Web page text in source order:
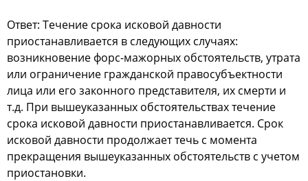
Ответ: Течение срока исковой давности
приостанавливается в следующих случаях:
возникновение форс-мажорных обстоятельств, утрата
или ограничение гражданской правосубъектности
лица или его законного представителя, их смерти и
т.д. При вышеуказанных обстоятельствах течение
срока исковой давности приостанавливается. Срок
исковой давности продолжает течь с момента
прекращения вышеуказанных обстоятельств с учетом
приостановки.